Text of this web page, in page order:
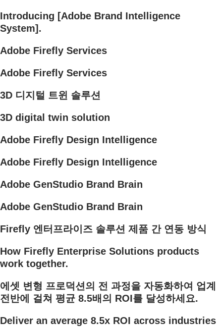
Introducing [Adobe Brand Intelligence
System].
Adobe Firefly Services
Adobe Firefly Services
3D 디지털 트윈 솔루션
3D digital twin solution
Adobe Firefly Design Intelligence
Adobe Firefly Design Intelligence
Adobe GenStudio Brand Brain
Adobe GenStudio Brand Brain
Firefly 엔터프라이즈 솔루션 제품 간 연동 방식
How Firefly Enterprise Solutions products
work together.
에셋 변형 프로덕션의 전 과정을 자동화하여 업계
전반에 걸쳐 평균 8.5배의 ROI를 달성하세요.
Deliver an average 8.5x ROI across industries